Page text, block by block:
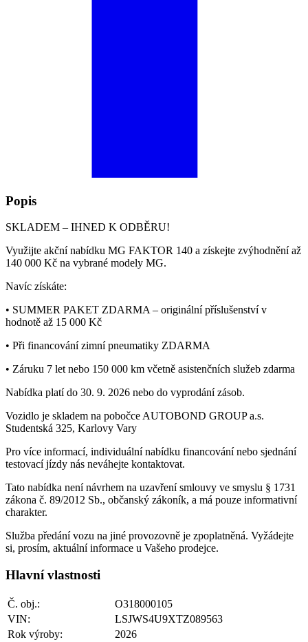
Popis
SKLADEM – IHNED K ODBĚRU!
Využijte akční nabídku MG FAKTOR 140 a získejte zvýhodnění až
140 000 Kč na vybrané modely MG.
Navíc získáte:
• SUMMER PAKET ZDARMA – originální příslušenství v
hodnotě až 15 000 Kč
• Při financování zimní pneumatiky ZDARMA
• Záruku 7 let nebo 150 000 km včetně asistenčních služeb zdarma
Nabídka platí do 30. 9. 2026 nebo do vyprodání zásob.
Vozidlo je skladem na pobočce AUTOBOND GROUP a.s.
Studentská 325, Karlovy Vary
Pro více informací, individuální nabídku financování nebo sjednání
testovací jízdy nás neváhejte kontaktovat.
Tato nabídka není návrhem na uzavření smlouvy ve smyslu § 1731
zákona č. 89/2012 Sb., občanský zákoník, a má pouze informativní
charakter.
Služba předání vozu na jiné provozovně je zpoplatněná. Vyžádejte
si, prosím, aktuální informace u Vašeho prodejce.
Hlavní vlastnosti
Č. obj.:
O318000105
VIN:
LSJWS4U9XTZ089563
Rok výroby:
2026